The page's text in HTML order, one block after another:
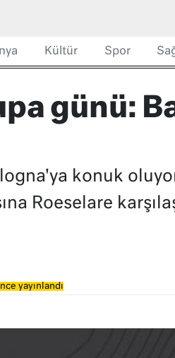
Kültür Spor
günü:
konuk
Roeselare
yayınlandı